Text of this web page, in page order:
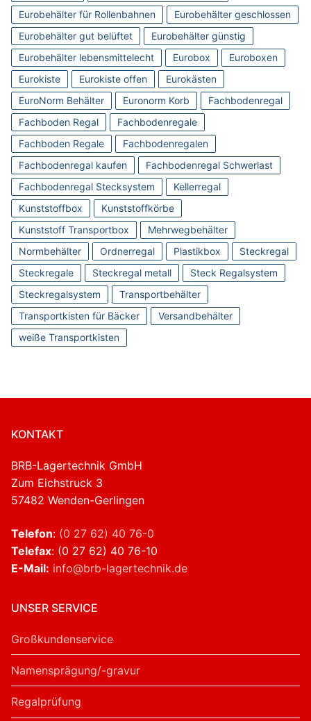
Eurobehälter für Rollenbahnen
Eurobehälter geschlossen
Eurobehälter gut belüftet
Eurobehälter günstig
Eurobehälter lebensmittelecht
Eurobox
Euroboxen
Eurokiste
Eurokiste offen
Eurokästen
EuroNorm Behälter
Euronorm Korb
Fachbodenregal
Fachboden Regal
Fachbodenregale
Fachboden Regale
Fachbodenregalen
Fachbodenregal kaufen
Fachbodenregal Schwerlast
Fachbodenregal Stecksystem
Kellerregal
Kunststoffbox
Kunststoffkörbe
Kunststoff Transportbox
Mehrwegbehälter
Normbehälter
Ordnerregal Plastikbox
Steckregal
Steckregale
Steckregal metall
Steck Regalsystem
Steckregalsystem
Transportbehälter
Transportkisten für Bäcker
Versandbehälter
weiße Transportkisten
KONTAKT
BRB-Lagertechnik GmbH
Zum Eichstruck 3
57482 Wenden-Gerlingen
Telefon: (0 27 62) 40 76-0
Telefax: (0 27 62) 40 76-10
E-Mail: info@brb-lagertechnik.de
UNSER SERVICE
Großkundenservice
Namensprägung/-gravur
Regalprüfung